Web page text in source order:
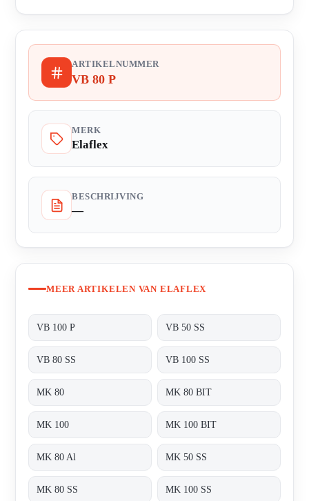
ARTIKELNUMMER
VB 80 P
MERK
Elaflex
BESCHRIJVING
—
MEER ARTIKELEN VAN ELAFLEX
VB 100 P VB 50 SS
VB 80 SS VB 100 SS
MK 80 MK 80 BIT
MK 100 MK 100 BIT
MK 80 Al MK 50 SS
MK 80 SS MK 100 SS